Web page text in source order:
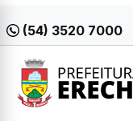
(54) 3520 7000